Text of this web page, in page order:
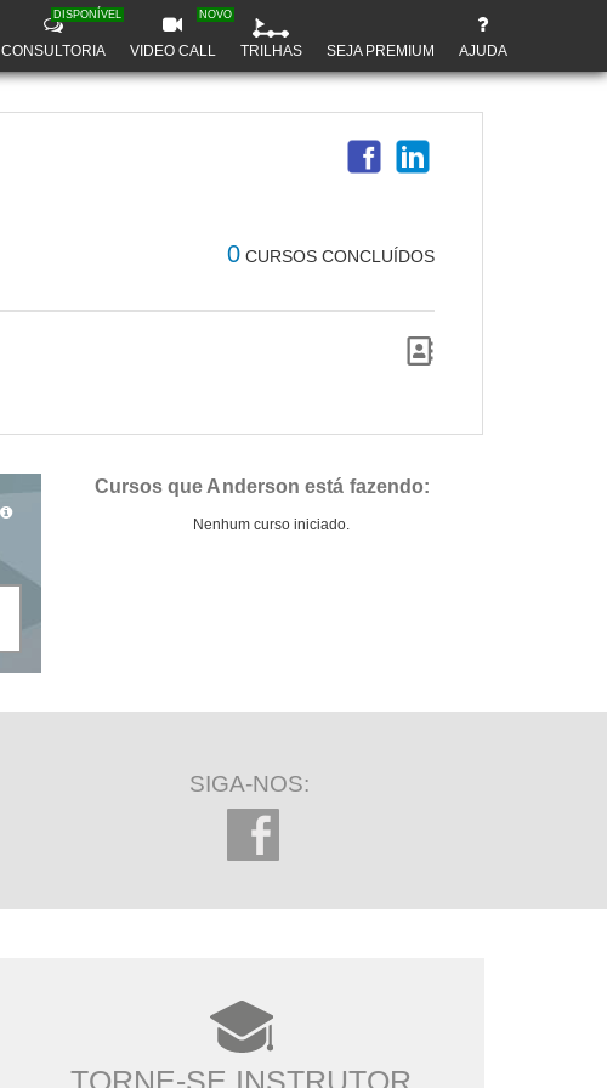
CONSULTORIA
DISPONÍVEL
VIDEO CALL
NOVO
TRILHAS SEJA PREMIUM AJUDA
0 CURSOS CONCLUÍDOS
Cursos que Anderson está fazendo:
Nenhum curso iniciado.
SIGA-NOS:
TORNE-SE INSTRUTOR